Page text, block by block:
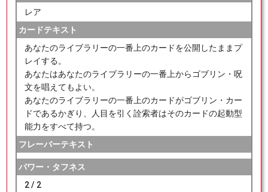
レア
カードテキスト
あなたのライブラリーの一番上のカードを公開したままプ
レイする。
あなたはあなたのライブラリーの一番上からゴブリン・呪
文を唱えてもよい。
あなたのライブラリーの一番上のカードがゴブリン・カー
ドであるかぎり、人目を引く詮索者はそのカードの起動型
能力をすべて持つ。
フレーバーテキスト
パワー・タフネス
2 / 2